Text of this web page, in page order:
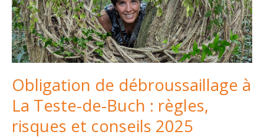
Obligation de débroussaillage à
La Teste-de-Buch : règles,
risques et conseils 2025